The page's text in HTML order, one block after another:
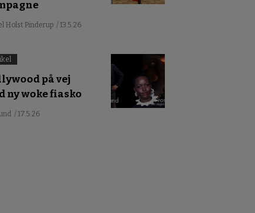
Holst Pinderup / 13.5.26
på vej
ny woke fiasko
/ 17.5.26